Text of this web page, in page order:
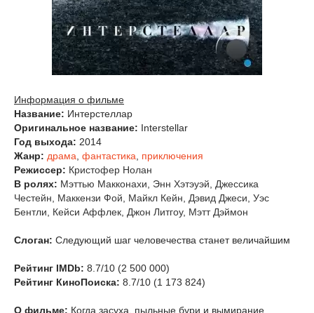
Информация о фильме
Название: Интерстеллар
Оригинальное название: Interstellar
Год выхода: 2014
Жанр: драма фантастика
приключения
Режиссер: Кристофер Нолан
В ролях: Мэттью Макконахи Энн Хэтэуэй
Джессика
Честейн
Маккензи Фой Майкл Кейн Дэвид Джеси Уэс
Бентли
Кейси Аффлек Джон Литгоу, Мэтт Дэймон
Слоган: Следующий шаг человечества станет величайшим
Рейтинг IMDb: 8.7/10 (2 500 000)
Рейтинг КиноПоиска: 8.7/10 (1 173 824)
О фильме: Когда засуха, пыльные бури и вымирание